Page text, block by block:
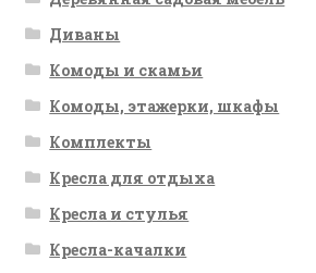
Диваны
Комоды и скамьи
Комоды, этажерки, шкафы
Комплекты
Кресла для отдыха
Кресла и стулья
Кресла-качалки